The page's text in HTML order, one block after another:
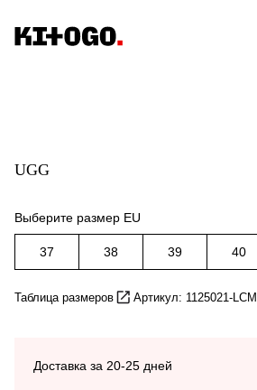
UGG
Выберите размер EU
37 38 39 40
Таблица размеров Артикул: 1125021-LCM
Доставка за 20-25 дней